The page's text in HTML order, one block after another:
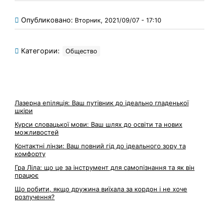
Опубликовано: Вторник, 2021/09/07 - 17:10
Категории: Общество
Лазерна епіляція: Ваш путівник до ідеально гладенької
шкіри
Курси словацької мови: Ваш шлях до освіти та нових
можливостей
Контактні лінзи: Ваш повний гід до ідеального зору та
комфорту
Гра Ліла: що це за інструмент для самопізнання та як він
працює
Що робити, якщо дружина виїхала за кордон і не хоче
розлучення?